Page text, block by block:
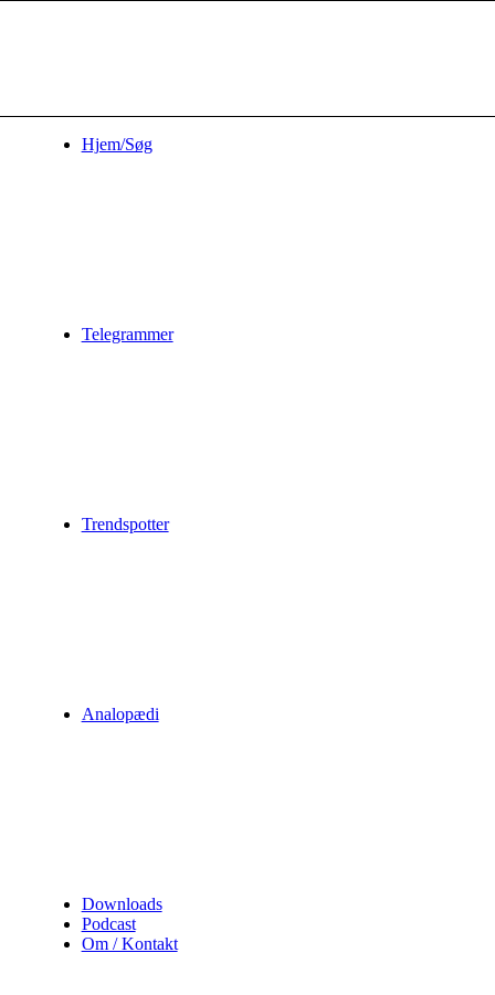
Hjem/Søg
Telegrammer
Trendspotter
Analopædi
Downloads
Podcast
Om / Kontakt